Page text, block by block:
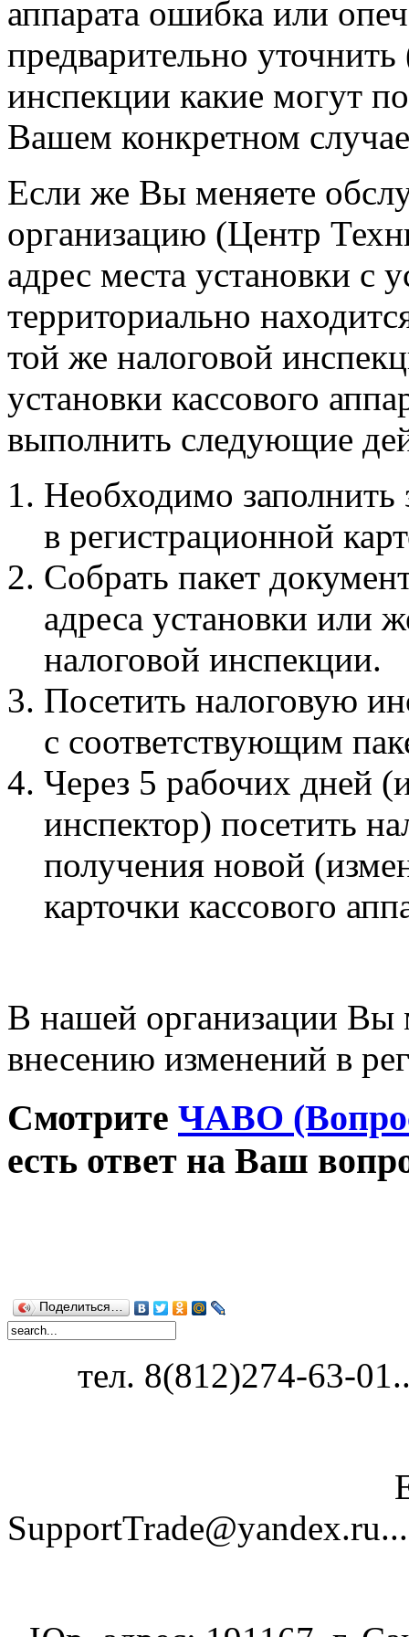
аппарата ошибка или
предварительно
инспекции какие могут
Вашем конкретном
Если же Вы меняете
организацию (Центр
адрес места установки с
территориально
той же налоговой
установки кассового
выполнить следующие
Необходимо заполнить
в регистрационной
Собрать пакет
адреса установки или
налоговой инспекции.
Посетить налоговую
с соответствующим
Через 5 рабочих дней
инспектор) посетить
получения новой
карточки кассового
В нашей организации Вы
внесению изменений в
Смотрите ЧАВО
есть ответ на Ваш
Поделиться…
тел. 8(812)274-63-